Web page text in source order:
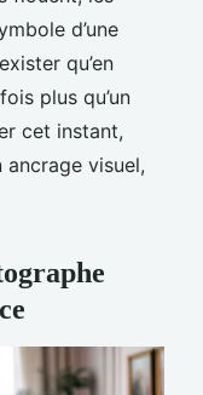
d’une
qu’en
plus qu’un
cet instant,
ancrage visuel,